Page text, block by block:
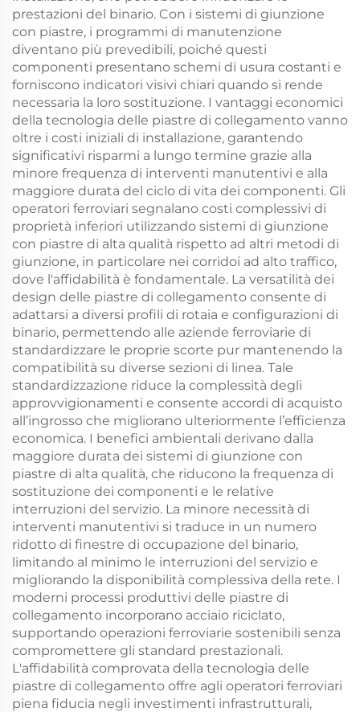
prestazioni del binario. Con i sistemi di giunzione
con piastre, i programmi di manutenzione
diventano più prevedibili, poiché questi
componenti presentano schemi di usura costanti e
forniscono indicatori visivi chiari quando si rende
necessaria la loro sostituzione. I vantaggi economici
della tecnologia delle piastre di collegamento vanno
oltre i costi iniziali di installazione, garantendo
significativi risparmi a lungo termine grazie alla
minore frequenza di interventi manutentivi e alla
maggiore durata del ciclo di vita dei componenti. Gli
operatori ferroviari segnalano costi complessivi di
proprietà inferiori utilizzando sistemi di giunzione
con piastre di alta qualità rispetto ad altri metodi di
giunzione, in particolare nei corridoi ad alto traffico,
dove l'affidabilità è fondamentale. La versatilità dei
design delle piastre di collegamento consente di
adattarsi a diversi profili di rotaia e configurazioni di
binario, permettendo alle aziende ferroviarie di
standardizzare le proprie scorte pur mantenendo la
compatibilità su diverse sezioni di linea. Tale
standardizzazione riduce la complessità degli
approvvigionamenti e consente accordi di acquisto
all’ingrosso che migliorano ulteriormente l’efficienza
economica. I benefici ambientali derivano dalla
maggiore durata dei sistemi di giunzione con
piastre di alta qualità, che riducono la frequenza di
sostituzione dei componenti e le relative
interruzioni del servizio. La minore necessità di
interventi manutentivi si traduce in un numero
ridotto di finestre di occupazione del binario,
limitando al minimo le interruzioni del servizio e
migliorando la disponibilità complessiva della rete. I
moderni processi produttivi delle piastre di
collegamento incorporano acciaio riciclato,
supportando operazioni ferroviarie sostenibili senza
compromettere gli standard prestazionali.
L'affidabilità comprovata della tecnologia delle
piastre di collegamento offre agli operatori ferroviari
piena fiducia negli investimenti infrastrutturali,